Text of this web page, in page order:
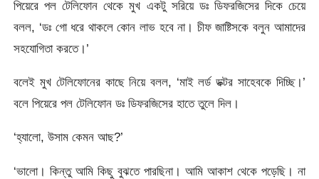
পিয়েরে পল টেলিফোন থেকে মুখ একটু সরিয়ে ডঃ ডিফরজিসের দিকে চেয়ে
বলল, ‘ডঃ গো ধরে থাকলে কোন লাভ হবে না। চীফ জাষ্টিসকে বলুন আমাদের
সহযোগিতা করতে।’
বলেই মুখ টেলিফোনের কাছে নিয়ে বলল, ‘মাই লর্ড ডক্টর সাহেবকে দিচ্ছি।’
বলে পিয়েরে পল টেলিফোন ডঃ ডিফরজিসের হাতে তুলে দিল।
‘হ্যালো, উসাম কেমন আছ?’
‘ভালো। কিন্তু আমি কিছু বুঝতে পারছিনা। আমি আকাশ থেকে পড়েছি। না